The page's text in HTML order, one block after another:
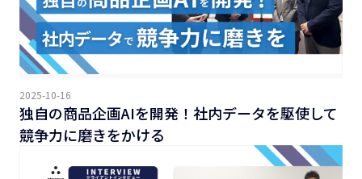
2025-10-16
独自の商品企画AIを開発！社内データを駆使して
競争力に磨きをかける